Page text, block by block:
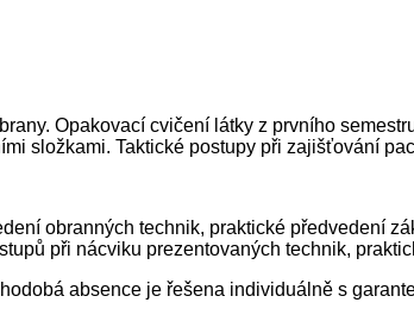
Opakovací cvičení látky z prvního
složkami. Taktické postupy při zajišťování
obranných technik, praktické předvedení
při nácviku prezentovaných technik,
absence je řešena individuálně s